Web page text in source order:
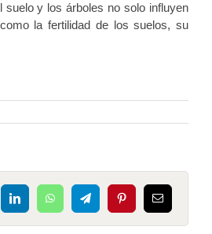
y los árboles no solo influyen
la fertilidad de los suelos, su
LinkedInWhatsAppTelegramPinterestCorreo
electrónico